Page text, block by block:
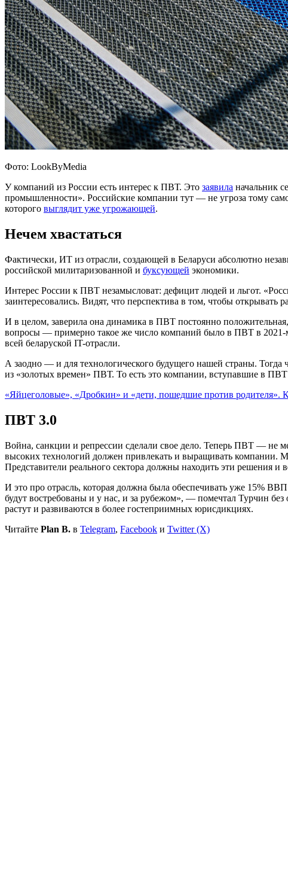
Фото: LookByMedia
У компаний из России есть интерес к ПВТ. Это заявила начальник
промышленности». Российские компании тут — не угроза тому
которого выглядит уже угрожающей.
Нечем хвастаться
Фактически, ИТ из отрасли, создающей в Беларуси абсолютно
российской милитаризованной и буксующей экономики.
Интерес России к ПВТ незамысловат: дефицит людей и льгот.
заинтересовались. Видят, что перспектива в том, чтобы открывать
И в целом, заверила она динамика в ПВТ постоянно
вопросы — примерно такое же число компаний было в ПВТ в 2021-
всей беларуской IT-отрасли.
А заодно — и для технологического будущего нашей страны.
из «золотых времен» ПВТ. То есть это компании, вступавшие в ПВТ
«Яйцеголовые», «Дробкин» и «дети, пошедшие против родителя».
ПВТ 3.0
Война, санкции и репрессии сделали свое дело. Теперь ПВТ — не
высоких технологий должен привлекать и выращивать компании.
Представители реального сектора должны находить эти решения
И это про отрасль, которая должна была обеспечивать уже 15%
будут востребованы и у нас, и за рубежом», — помечтал Турчин
растут и развиваются в более гостеприимных юрисдикциях.
Читайте Plan B. в Telegram, Facebook и Twitter (X)